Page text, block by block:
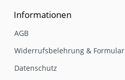
Informationen
AGB
Widerrufsbelehrung & Formular
Datenschutz